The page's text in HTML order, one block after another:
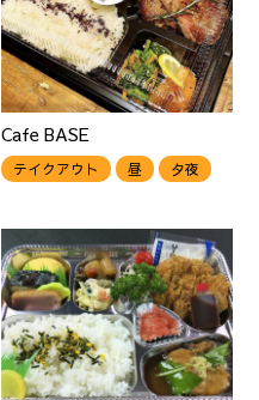
Cafe BASE
テイクアウト 昼 夕夜